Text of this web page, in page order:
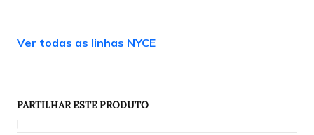
Ver todas as linhas NYCE
PARTILHAR ESTE PRODUTO
|